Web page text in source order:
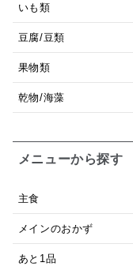
いも類
豆腐/豆類
果物類
乾物/海藻
メニューから探す
主食
メインのおかず
あと1品